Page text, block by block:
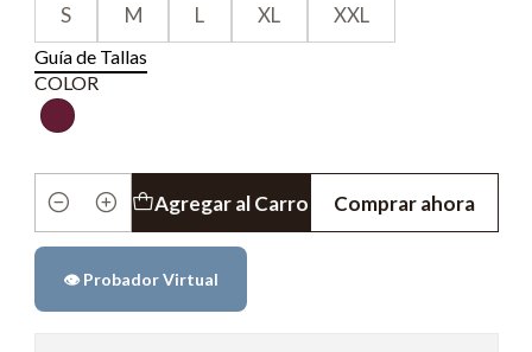
S M L XL XXL
Guía de Tallas
COLOR
Cantidad
Agregar al Carro Comprar ahora
👁️ Probador Virtual